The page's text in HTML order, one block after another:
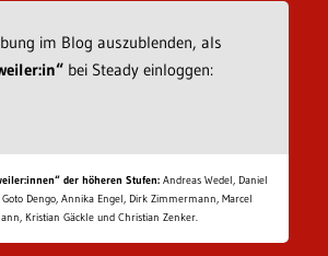
im Blog auszublenden, als
bei Steady einloggen:
der höheren Stufen: Andreas Wedel, Daniel
Dengo, Annika Engel, Dirk Zimmermann, Marcel
Kristian Gäckle und Christian Zenker.